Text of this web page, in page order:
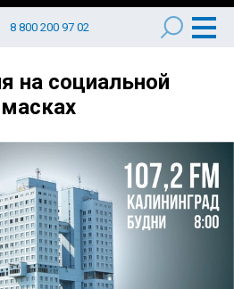
8 800 200 97 02
на социальной